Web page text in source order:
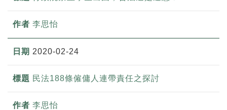
李思怡
2020-02-24
民法188條僱傭人連帶責任之探討
李思怡